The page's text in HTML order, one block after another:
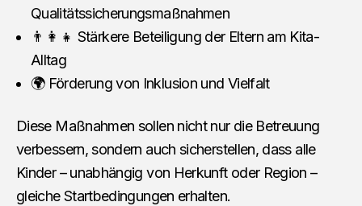
Qualitätssicherungsmaßnahmen
👨‍👩‍👧 Stärkere Beteiligung der Eltern am Kita-
Alltag
🌍 Förderung von Inklusion und Vielfalt
Diese Maßnahmen sollen nicht nur die Betreuung
verbessern, sondern auch sicherstellen, dass alle
Kinder – unabhängig von Herkunft oder Region –
gleiche Startbedingungen erhalten.